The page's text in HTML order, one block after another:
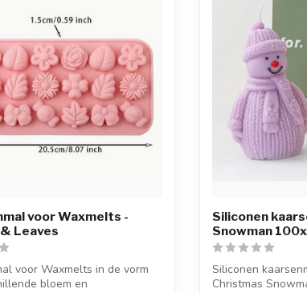
voor Waxmelts -
Leaves
voor Waxmelts in de vorm
bloem en
Siliconen
Snowman
Siliconen
Christmas